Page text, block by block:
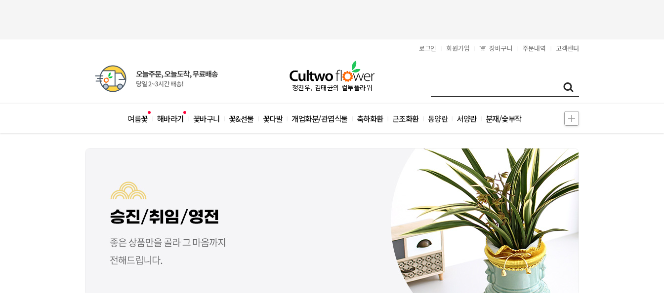
로그인 회원가입 장바구니 주문내역 고객센터
정찬우, 김태균의 컬투플라워
여름꽃 해바라기 꽃바구니 꽃&선물 꽃다발 개업화분/관엽식물 축하화환 근조화환 동양란 서양란 분재/숯부작